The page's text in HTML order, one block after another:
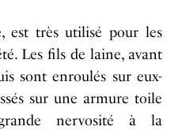
est très utilisé pour les
Les fils de laine, avant
sont enroulés sur eux-
sur une armure toile
nervosité à la